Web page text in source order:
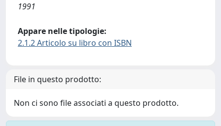
1991
Appare nelle tipologie:
2.1.2 Articolo su libro con ISBN
File in questo prodotto:
Non ci sono file associati a questo prodotto.